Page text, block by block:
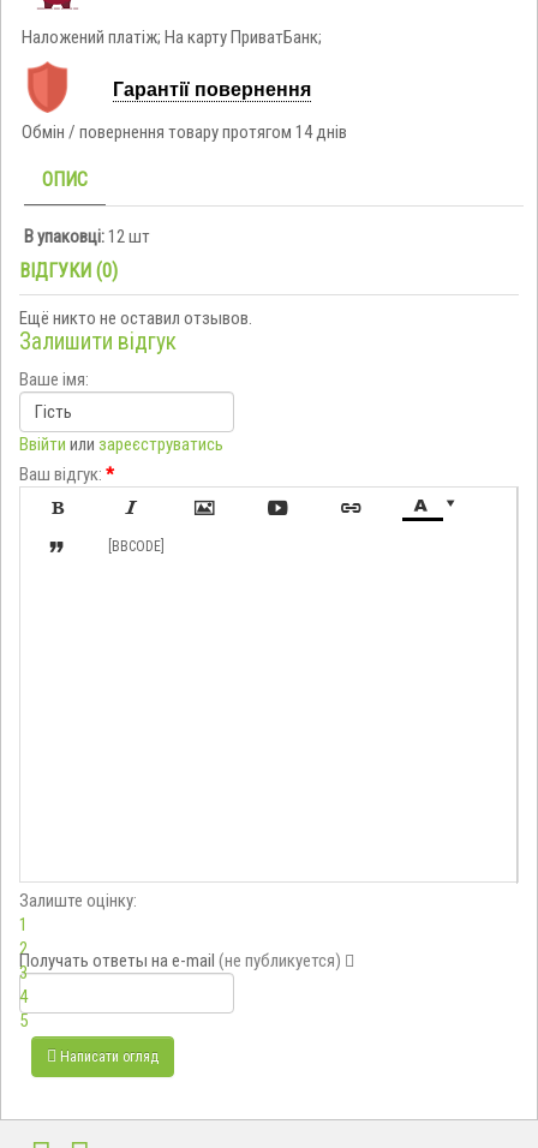
Наложений платіж; На карту ПриватБанк;
Гарантії повернення
Обмін / повернення товару протягом 14 днів
ОПИС
В упаковці:12 шт
ВІДГУКИ (0)
Ещё никто не оставил отзывов.
Залишити відгук
Ваше імя:
Ввійти или зареєструватись
Ваш відгук: *

     
 [BBCODE]
Залиште оцінку:
1
2
3
4
5
Получать ответы на e-mail (не публикуется)
Написати огляд